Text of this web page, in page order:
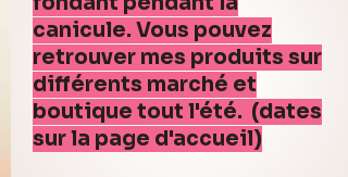
canicule. Vous pouvez
retrouver mes produits sur
différents marché et
boutique tout l'été. (dates
sur la page d'accueil)